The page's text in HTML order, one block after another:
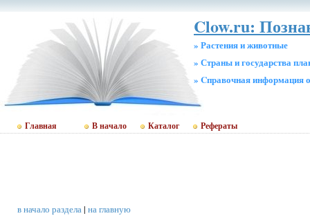
Clow.ru:
» Растения и животные
» Страны и государства
» Cправочная информация
Главная В начало Каталог Рефераты
в начало раздела| на главную